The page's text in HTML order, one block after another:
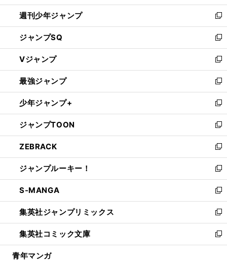
開
く
週刊少年ジャンプ
新
し
い
ウ
ィ
ン
ド
ウ
で
開
く
ジャンプSQ
新
し
い
ウ
ィ
ン
ド
ウ
で
開
く
Vジャンプ
新
し
い
ウ
ィ
ン
ド
ウ
で
開
く
最強ジャンプ
新
し
い
ウ
ィ
ン
ド
ウ
で
開
く
少年ジャンプ+
新
し
い
ウ
ィ
ン
ド
ウ
で
開
く
ジャンプTOON
新
し
い
ウ
ィ
ン
ド
ウ
で
開
く
ZEBRACK
新
し
い
ウ
ィ
ン
ド
ウ
で
開
ジャンプルーキー！
新
し
い
ウ
ィ
ン
ド
ウ
S-MANGA
新
し
い
ウ
ィ
ン
集英社ジャンプリミックス
新
し
い
ウ
集英社コミック文庫
新
し
青年マンガ